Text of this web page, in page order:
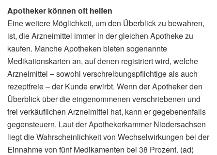
Apotheker können oft helfen
Eine weitere Möglichkeit, um den Überblick zu bewahren,
ist, die Arzneimittel immer in der gleichen Apotheke zu
kaufen. Manche Apotheken bieten sogenannte
Medikationskarten an, auf denen registriert wird, welche
Arzneimittel – sowohl verschreibungspflichtige als auch
rezeptfreie – der Kunde erwirbt. Wenn der Apotheker den
Überblick über die eingenommenen verschriebenen und
frei verkäuflichen Arzneimittel hat, kann er gegebenenfalls
gegensteuern. Laut der Apothekerkammer Niedersachsen
liegt die Wahrscheinlichkeit von Wechselwirkungen bei der
Einnahme von fünf Medikamenten bei 38 Prozent. (ad)